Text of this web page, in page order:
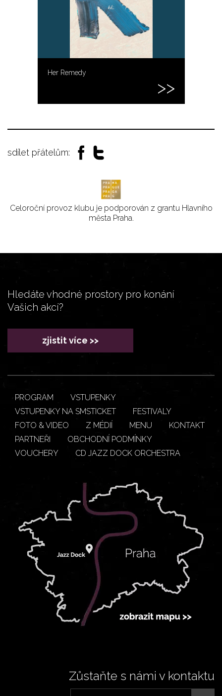
Her Remedy
sdílet přátelům:
Celoroční provoz klubu je podporován z grantu Hlavního
města Praha.
Hledáte vhodné prostory pro konání
Vašich akcí?
zjistit více >>
PROGRAM
VSTUPENKY
VSTUPENKY NA SMSTICKET
FESTIVALY
FOTO & VIDEO
Z MÉDIÍ MENU
KONTAKT
PARTNEŘI
OBCHODNÍ PODMÍNKY
VOUCHERY
CD JAZZ DOCK ORCHESTRA
Zůstaňte s námi v kontaktu